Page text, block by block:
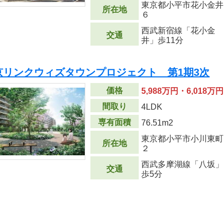
所在地
東京都小平市花小金井
６
交通
西武新宿線「花小金
井」歩11分
リンクウィズタウンプロジェクト 第1期3次
価格
5,988万円・6,018万円
間取り
4LDK
専有面積
76.51m2
所在地
東京都小平市小川東町
２
交通
西武多摩湖線「八坂」
歩5分